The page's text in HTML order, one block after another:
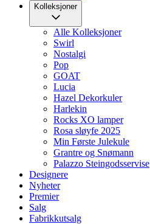
Kolleksjoner
Alle Kolleksjoner
Swirl
Nostalgi
Pop
GOAT
Lucia
Hazel Dekorkuler
Harlekin
Rocks XO lamper
Rosa sløyfe 2025
Min Første Julekule
Grantre og Snømann
Palazzo Steingodsservise
Designere
Nyheter
Premier
Salg
Fabrikkutsalg